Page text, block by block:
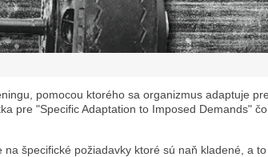
pomocou ktorého sa organizmus adaptuje
pre "Specific Adaptation to Imposed Demands"
špecifické požiadavky ktoré sú naň kladené, a